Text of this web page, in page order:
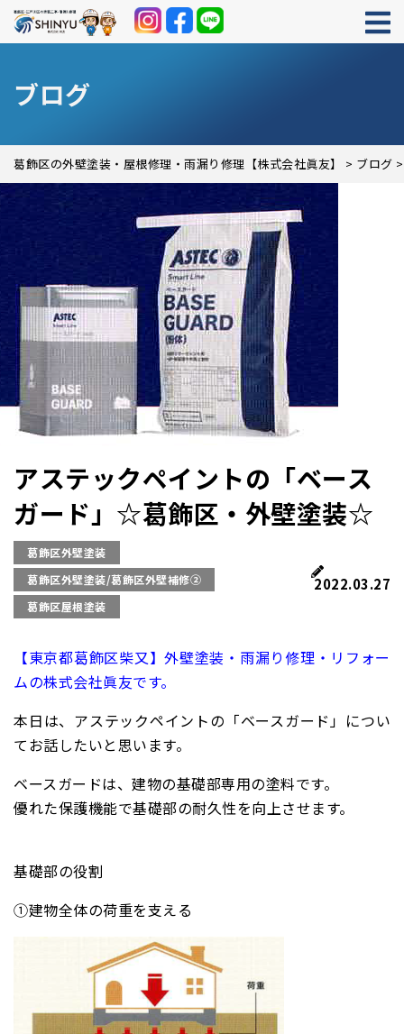
ブログ
葛飾区の外壁塗装・屋根修理・雨漏り修理【株式会社眞友】 > ブログ
アステックペイントの「ベース
ガード」☆葛飾区・外壁塗装☆
葛飾区外壁塗装
葛飾区外壁塗装/葛飾区外壁補修②
葛飾区屋根塗装
2022.03.27
【東京都葛飾区柴又】外壁塗装・雨漏り修理・リフォー
ムの株式会社眞友です。
本日は、アステックペイントの「ベースガード」につい
てお話したいと思います。
ベースガードは、建物の基礎部専用の塗料です。
優れた保護機能で基礎部の耐久性を向上させます。
基礎部の役割
①建物全体の荷重を支える